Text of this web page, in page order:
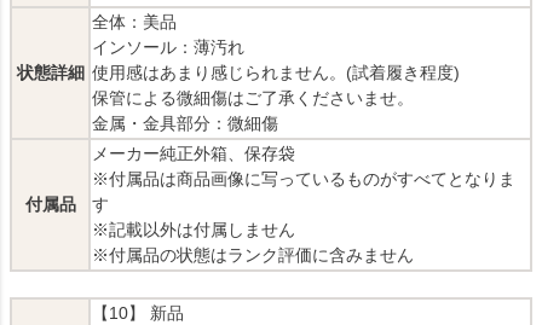
状態詳細
全体：美品
インソール：薄汚れ
使用感はあまり感じられません。(試着履き程度)
保管による微細傷はご了承くださいませ。
金属・金具部分：微細傷
付属品
メーカー純正外箱、保存袋
※付属品は商品画像に写っているものがすべてとなりま
す
※記載以外は付属しません
※付属品の状態はランク評価に含みません
【10】 新品